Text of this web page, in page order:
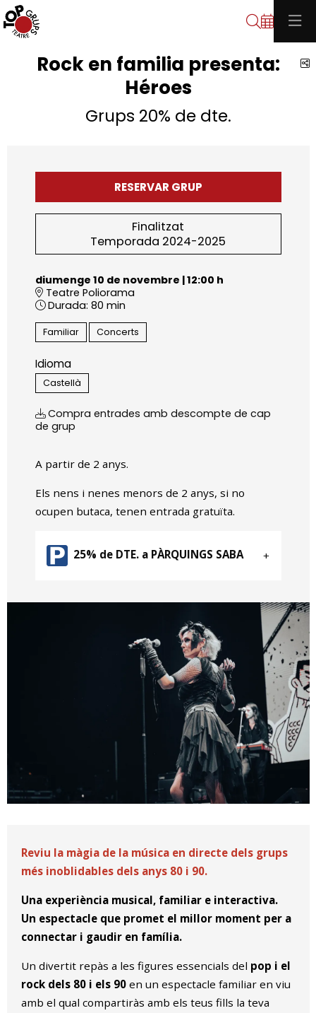
Cerca
Rock en familia presenta:
Héroes
Grups 20% de dte.
RESERVAR GRUP
Finalitzat
Temporada 2024-2025
diumenge 10 de novembre |12:00 h
Teatre Poliorama
Durada: 80 min
Familiar Concerts
Idioma
Castellà
Compra entrades amb descompte de cap
de grup
A partir de 2 anys.
Els nens i nenes menors de 2 anys, si no
ocupen butaca, tenen entrada gratuïta.
25% de DTE. a PÀRQUINGS SABA
Reviu la màgia de la música en directe dels grups
més inoblidables dels anys 80 i 90.
Una experiència musical, familiar e interactiva.
Un espectacle que promet el millor moment per a
connectar i gaudir en família.
Un divertit repàs a les figures essencials del pop i el
rock dels 80 i els 90en un espectacle familiar en viu
amb el qual compartiràs amb els teus fills la teva